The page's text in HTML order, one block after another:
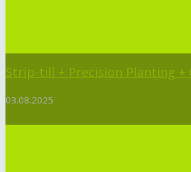
Strip-till + Precision Planting +
03.08.2025